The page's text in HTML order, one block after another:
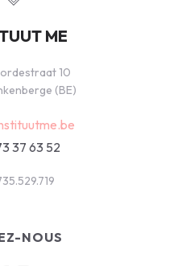
ME
10
(BE)
37 63 52
NOUS